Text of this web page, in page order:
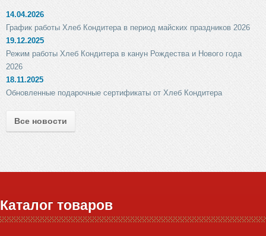
14.04.2026
График работы Хлеб Кондитера в период майских праздников 2026
19.12.2025
Режим работы Хлеб Кондитера в канун Рождества и Нового года
2026
18.11.2025
Обновленные подарочные сертификаты от Хлеб Кондитера
Все новости
Каталог товаров